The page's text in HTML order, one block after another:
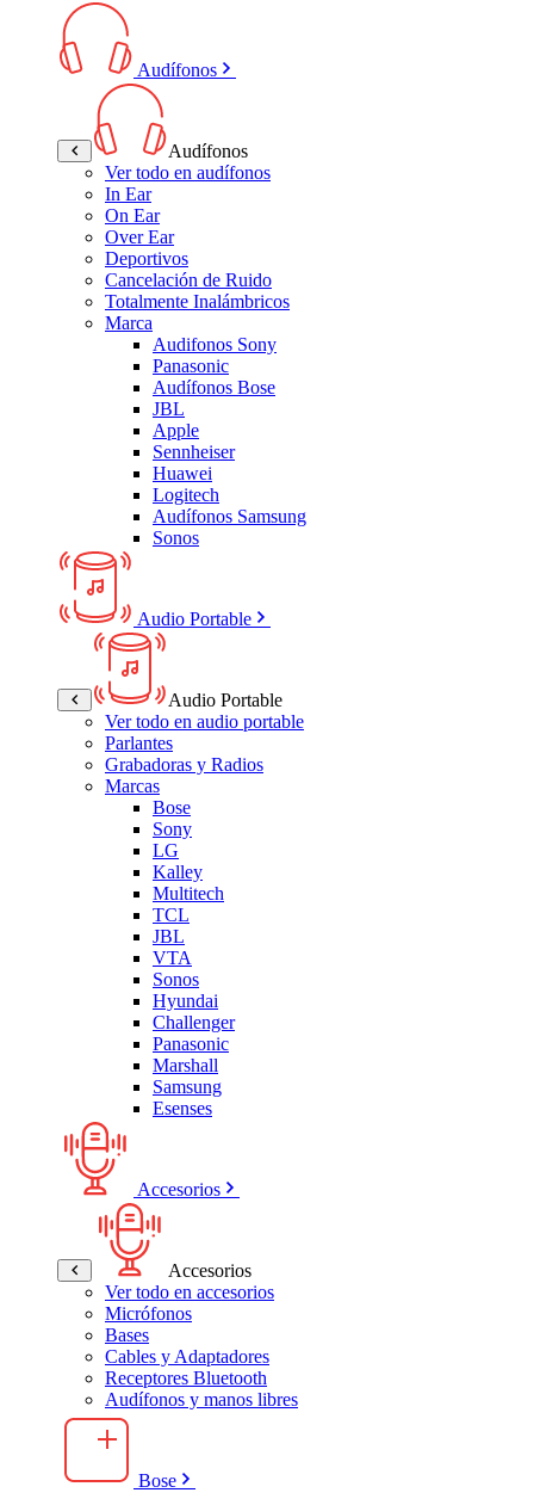
Audífonos
Audífonos
Ver todo en audífonos
In Ear
On Ear
Over Ear
Deportivos
Cancelación de Ruido
Totalmente Inalámbricos
Marca
Audifonos Sony
Panasonic
Audífonos Bose
JBL
Apple
Sennheiser
Huawei
Logitech
Audífonos Samsung
Sonos
Audio Portable
Audio Portable
Ver todo en audio portable
Parlantes
Grabadoras y Radios
Marcas
Bose
Sony
LG
Kalley
Multitech
TCL
JBL
VTA
Sonos
Hyundai
Challenger
Panasonic
Marshall
Samsung
Esenses
Accesorios
Accesorios
Ver todo en accesorios
Micrófonos
Bases
Cables y Adaptadores
Receptores Bluetooth
Audífonos y manos libres
Bose